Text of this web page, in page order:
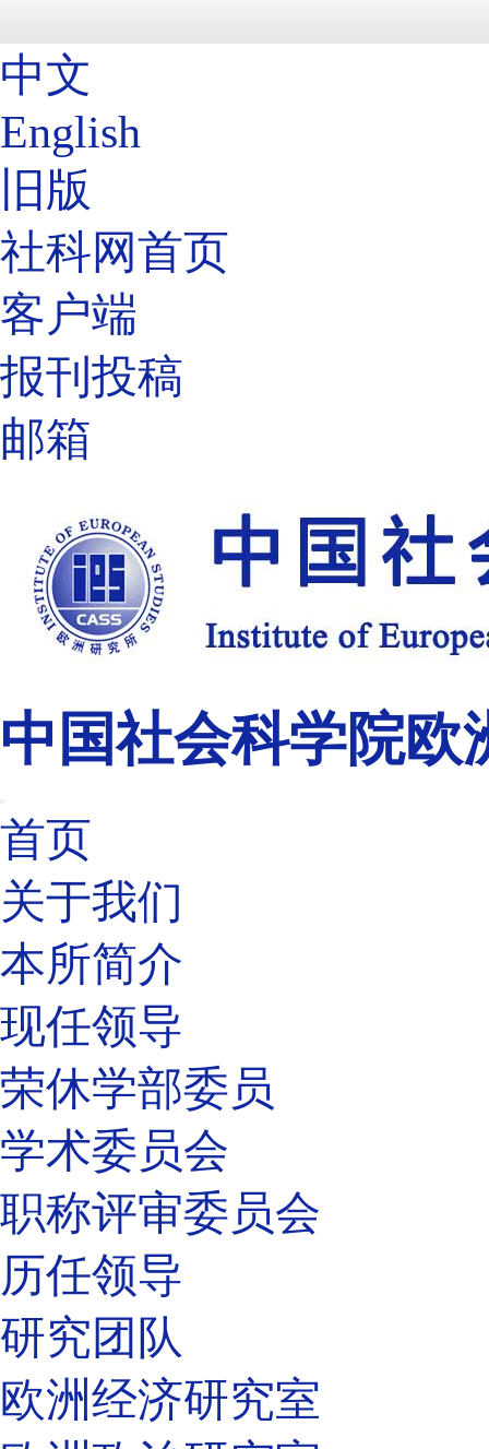
中文
English
旧版
社科网首页
客户端
报刊投稿
邮箱
中国社会科学院欧
首页
关于我们
本所简介
现任领导
荣休学部委员
学术委员会
职称评审委员会
历任领导
研究团队
欧洲经济研究室